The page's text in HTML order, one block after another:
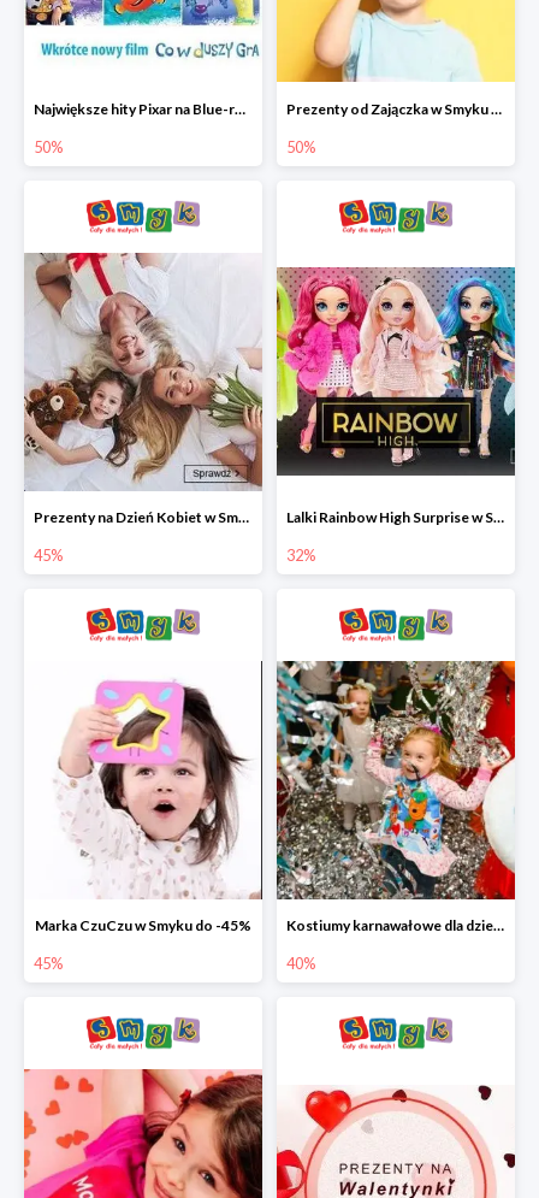
Największe hity Pixar na Blue-rey i DVD w Smyku - drugi film -50%
50%
Prezenty od Zajączka w Smyku do -50%
50%
Prezenty na Dzień Kobiet w Smyku do -45%
45%
Lalki Rainbow High Surprise w Smyku do -35%
32%
Marka CzuCzu w Smyku do -45%
45%
Kostiumy karnawałowe dla dzieci w Smyku do -40%
40%